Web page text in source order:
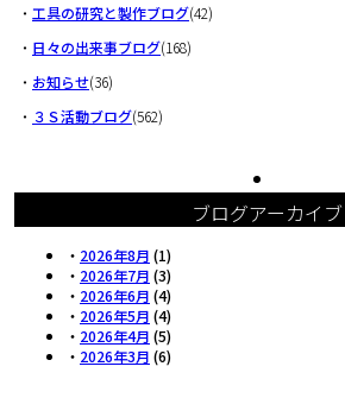
・ 工具の研究と製作ブログ(42)
・ 日々の出来事ブログ(168)
・ お知らせ(36)
・ ３Ｓ活動ブログ(562)
ブログアーカイブ
・ 2026年8月 (1)
・ 2026年7月 (3)
・ 2026年6月 (4)
・ 2026年5月 (4)
・ 2026年4月 (5)
・ 2026年3月 (6)